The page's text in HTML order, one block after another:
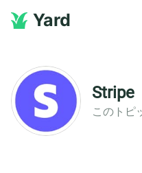
Yard
Stripe
このトピ